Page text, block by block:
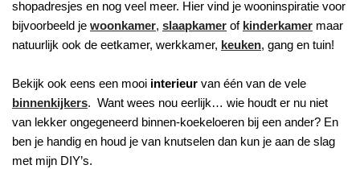
shopadresjes en nog veel meer. Hier vind je wooninspiratie voor
bijvoorbeeld je woonkamer, slaapkamer of kinderkamer maar
natuurlijk ook de eetkamer, werkkamer, keuken, gang en tuin!
Bekijk ook eens een mooi interieur van één van de vele
binnenkijkers. Want wees nou eerlijk… wie houdt er nu niet
van lekker ongegeneerd binnen-koekeloeren bij een ander? En
ben je handig en houd je van knutselen dan kun je aan de slag
met mijn DIY’s.